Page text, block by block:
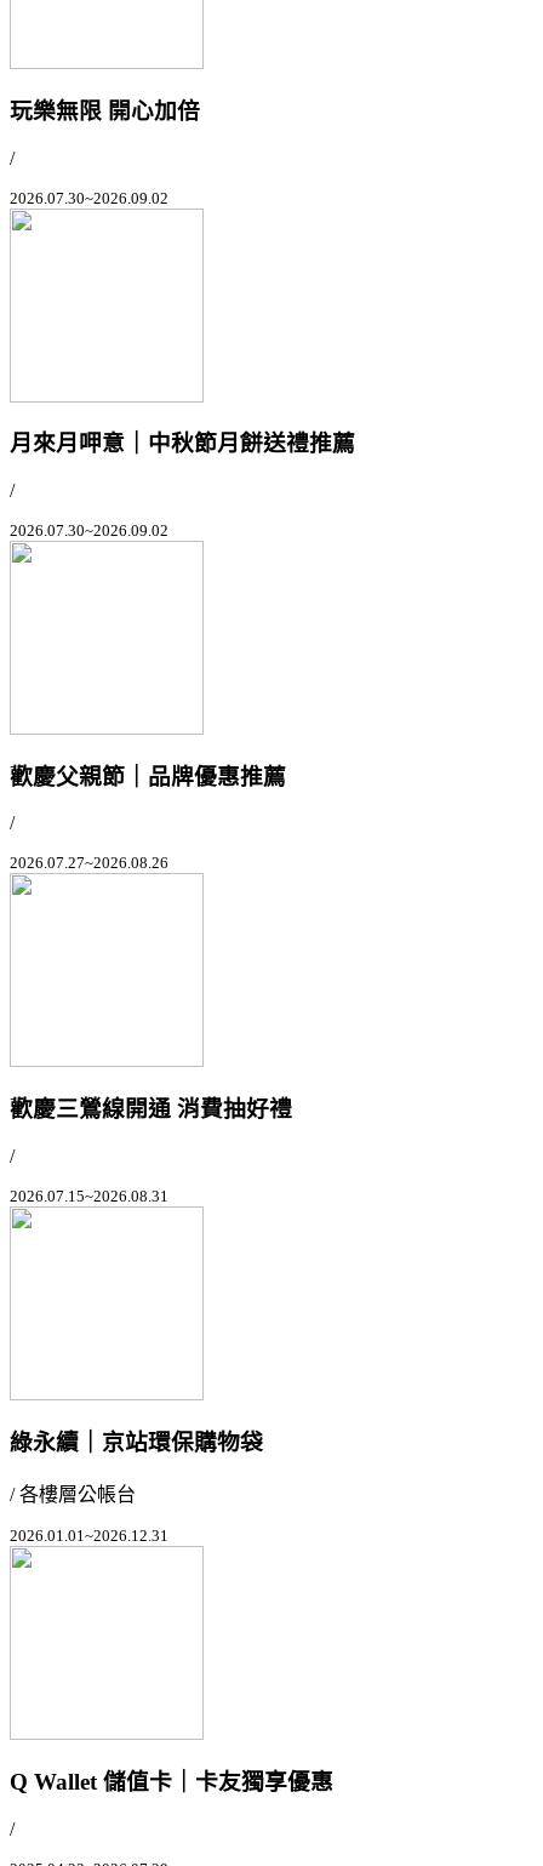
玩樂無限 開心加倍
/
2026.07.30~2026.09.02
月來月呷意｜中秋節月餅送禮推薦
/
2026.07.30~2026.09.02
歡慶父親節｜品牌優惠推薦
/
2026.07.27~2026.08.26
歡慶三鶯線開通 消費抽好禮
/
2026.07.15~2026.08.31
綠永續｜京站環保購物袋
/ 各樓層公帳台
2026.01.01~2026.12.31
Q Wallet 儲值卡｜卡友獨享優惠
/